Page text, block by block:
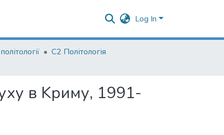
Log In
С2 Політологія
в Kриму, 1991-